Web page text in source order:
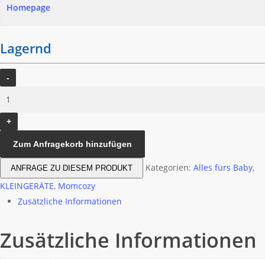
Homepage
Lagernd
Zum Anfragekorb hinzufügen
ANFRAGE ZU DIESEM PRODUKT Kategorien: Alles fürs Baby,
KLEINGERÄTE, Momcozy
Zusätzliche Informationen
Zusätzliche Informationen